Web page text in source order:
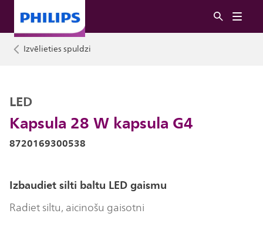
Izvēlieties spuldzi
Kapsula 28 W kapsula G4
LED
8720169300538
Izbaudiet silti baltu LED gaismu
Radiet siltu, aicinošu gaisotni